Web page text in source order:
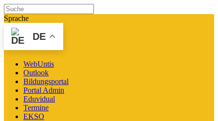
Sprache
DE
WebUntis
Outlook
Bildungsportal
Portal Admin
Eduvidual
Termine
EKSO